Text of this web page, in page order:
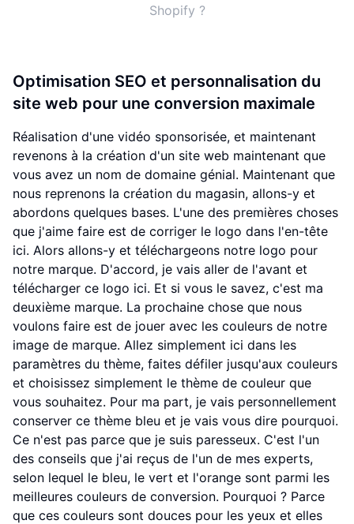
Shopify ?
Optimisation SEO et personnalisation du
site web pour une conversion maximale
Réalisation d'une vidéo sponsorisée, et maintenant
revenons à la création d'un site web maintenant que
vous avez un nom de domaine génial. Maintenant que
nous reprenons la création du magasin, allons-y et
abordons quelques bases. L'une des premières choses
que j'aime faire est de corriger le logo dans l'en-tête
ici. Alors allons-y et téléchargeons notre logo pour
notre marque. D'accord, je vais aller de l'avant et
télécharger ce logo ici. Et si vous le savez, c'est ma
deuxième marque. La prochaine chose que nous
voulons faire est de jouer avec les couleurs de notre
image de marque. Allez simplement ici dans les
paramètres du thème, faites défiler jusqu'aux couleurs
et choisissez simplement le thème de couleur que
vous souhaitez. Pour ma part, je vais personnellement
conserver ce thème bleu et je vais vous dire pourquoi.
Ce n'est pas parce que je suis paresseux. C'est l'un
des conseils que j'ai reçus de l'un de mes experts,
selon lequel le bleu, le vert et l'orange sont parmi les
meilleures couleurs de conversion. Pourquoi ? Parce
que ces couleurs sont douces pour les yeux et elles